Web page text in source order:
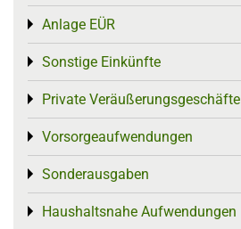
Anlage EÜR
Toggle menu
Sonstige Einkünfte
Toggle menu
Private Veräußerungsgeschäfte
Toggle menu
Vorsorgeaufwendungen
Toggle menu
Sonderausgaben
Toggle menu
Haushaltsnahe Aufwendungen
Toggle menu